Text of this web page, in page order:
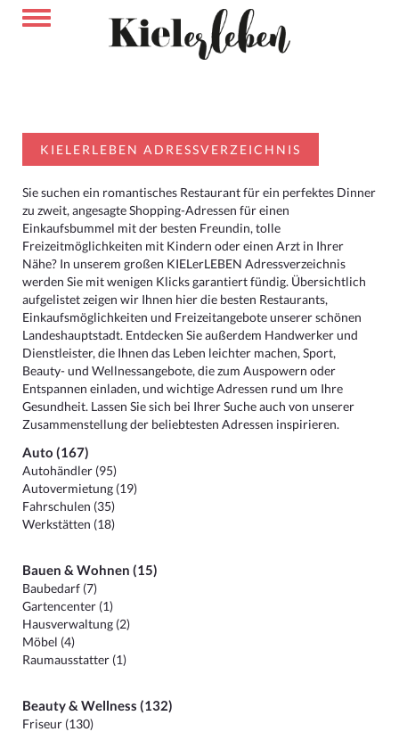
KIELERLEBEN ADRESSVERZEICHNIS
Sie suchen ein romantisches Restaurant für ein perfektes Dinner
zu zweit, angesagte Shopping-Adressen für einen
Einkaufsbummel mit der besten Freundin, tolle
Freizeitmöglichkeiten mit Kindern oder einen Arzt in Ihrer
Nähe? In unserem großen KIELerLEBEN Adressverzeichnis
werden Sie mit wenigen Klicks garantiert fündig. Übersichtlich
aufgelistet zeigen wir Ihnen hier die besten Restaurants,
Einkaufsmöglichkeiten und Freizeitangebote unserer schönen
Landeshauptstadt. Entdecken Sie außerdem Handwerker und
Dienstleister, die Ihnen das Leben leichter machen, Sport,
Beauty- und Wellnessangebote, die zum Auspowern oder
Entspannen einladen, und wichtige Adressen rund um Ihre
Gesundheit. Lassen Sie sich bei Ihrer Suche auch von unserer
Zusammenstellung der beliebtesten Adressen inspirieren.
Auto (167)
Autohändler (95)
Autovermietung (19)
Fahrschulen (35)
Werkstätten (18)
Bauen & Wohnen (15)
Baubedarf (7)
Gartencenter (1)
Hausverwaltung (2)
Möbel (4)
Raumausstatter (1)
Beauty & Wellness (132)
Friseur (130)